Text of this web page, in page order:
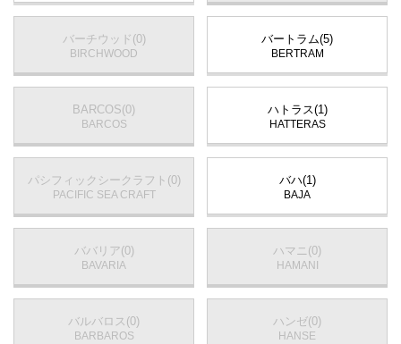
バーチウッド(0)
BIRCHWOOD
バートラム(5)
BERTRAM
BARCOS(0)
BARCOS
ハトラス(1)
HATTERAS
パシフィックシークラフト(0)
PACIFIC SEA CRAFT
バハ(1)
BAJA
ババリア(0)
BAVARIA
ハマニ(0)
HAMANI
バルバロス(0)
BARBAROS
ハンゼ(0)
HANSE